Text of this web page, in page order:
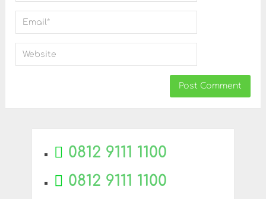
0812 9111 1100
0812 9111 1100